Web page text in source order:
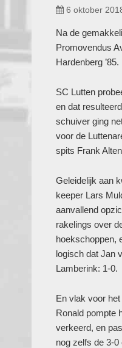
6 oktober
Na de
Promovendus
Hardenberg
SC Lutten
en dat
schuiver ging
voor de
spits Frank
Geleidelijk aan
keeper Lars
aanvallend
rakelings over
hoekschoppen,
logisch dat Jan
Lamberink: 1-0.
En vlak voor
Ronald pompte
verkeerd, en
nog zelfs de 3-